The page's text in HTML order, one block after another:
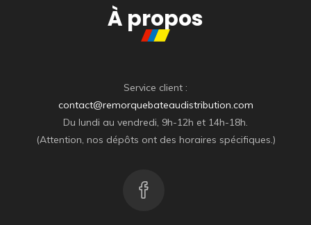
À propos
Service client :
contact@remorquebateaudistribution.com
Du lundi au vendredi, 9h-12h et 14h-18h.
(Attention, nos dépôts ont des horaires spécifiques.)